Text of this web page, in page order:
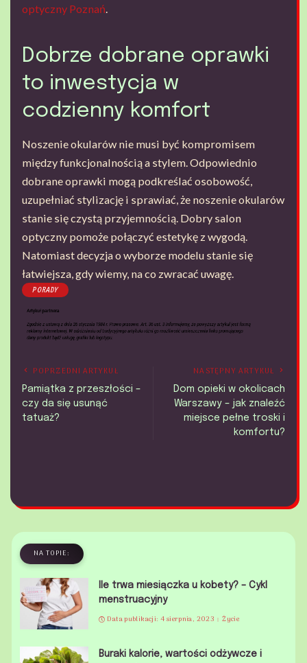
optyczny Poznań.
Dobrze dobrane oprawki
to inwestycja w
codzienny komfort
Noszenie okularów nie musi być kompromisem
między funkcjonalnością a stylem. Odpowiednio
dobrane oprawki mogą podkreślać osobowość,
uzupełniać stylizację i sprawiać, że noszenie okularów
stanie się czystą przyjemnością. Dobry salon
optyczny pomoże połączyć estetykę z wygodą.
Natomiast decyzja o wyborze modelu stanie się
łatwiejsza, gdy wiemy, na co zwracać uwagę.
PORADY
POPRZEDNI ARTYKUŁ
Pamiątka z przeszłości –
czy da się usunąć
tatuaż?
NASTĘPNY ARTYKUŁ
Dom opieki w okolicach
Warszawy – jak znaleźć
miejsce pełne troski i
komfortu?
NA TOPIE:
Ile trwa miesiączka u kobety? – Cykl
menstruacyjny
Data publikacji: 4 sierpnia, 2023 Życie
Buraki kalorie, wartości odżywcze i